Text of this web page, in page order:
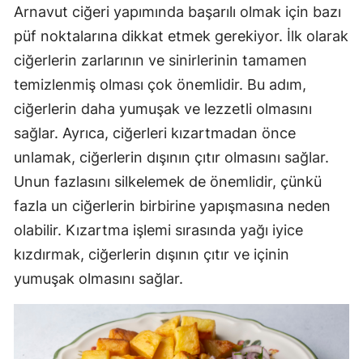
Arnavut ciğeri yapımında başarılı olmak için bazı
püf noktalarına dikkat etmek gerekiyor. İlk olarak
ciğerlerin zarlarının ve sinirlerinin tamamen
temizlenmiş olması çok önemlidir. Bu adım,
ciğerlerin daha yumuşak ve lezzetli olmasını
sağlar. Ayrıca, ciğerleri kızartmadan önce
unlamak, ciğerlerin dışının çıtır olmasını sağlar.
Unun fazlasını silkelemek de önemlidir, çünkü
fazla un ciğerlerin birbirine yapışmasına neden
olabilir. Kızartma işlemi sırasında yağı iyice
kızdırmak, ciğerlerin dışının çıtır ve içinin
yumuşak olmasını sağlar.